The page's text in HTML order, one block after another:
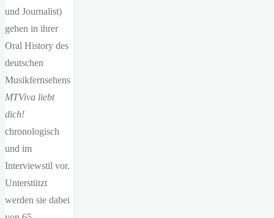
und Journalist)
gehen in ihrer
Oral History des
deutschen
Musikfernsehens
MTViva liebt
dich!
chronologisch
und im
Interviewstil vor.
Unterstützt
werden sie dabei